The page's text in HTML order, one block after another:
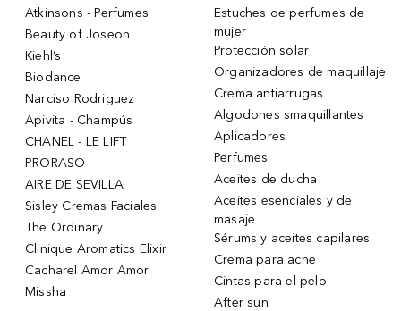
Atkinsons - Perfumes
Beauty of Joseon
Kiehl’s
Biodance
Narciso Rodriguez
Apivita - Champús
CHANEL - LE LIFT
PRORASO
AIRE DE SEVILLA
Sisley Cremas Faciales
The Ordinary
Clinique Aromatics Elixir
Cacharel Amor Amor
Missha
Estuches de perfumes de
mujer
Protección solar
Organizadores de maquillaje
Crema antiarrugas
Algodones smaquillantes
Aplicadores
Perfumes
Aceites de ducha
Aceites esenciales y de
masaje
Sérums y aceites capilares
Crema para acne
Cintas para el pelo
After sun